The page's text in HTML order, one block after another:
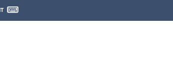
Kontaktformular